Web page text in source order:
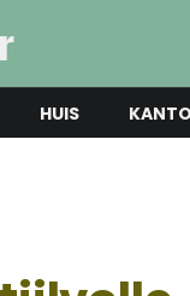
HUIS